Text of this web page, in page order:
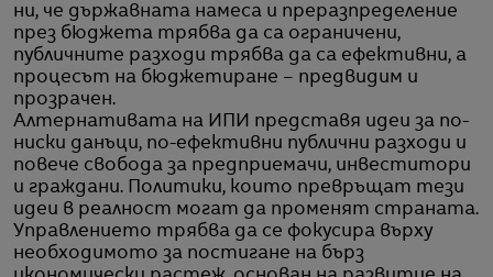
ни, че държавната намеса и преразпределение
през бюджета трябва да са ограничени,
публичните разходи трябва да са ефективни, а
процесът на бюджетиране – предвидим и
прозрачен.
Алтернативата на ИПИ представя идеи за по-
ниски данъци, по-ефективни публични разходи и
повече свобода за предприемачи, инвеститори
и граждани. Политики, които превръщат тези
идеи в реалност могат да променят страната.
Управлението трябва да се фокусира върху
необходимото за постигане на бърз